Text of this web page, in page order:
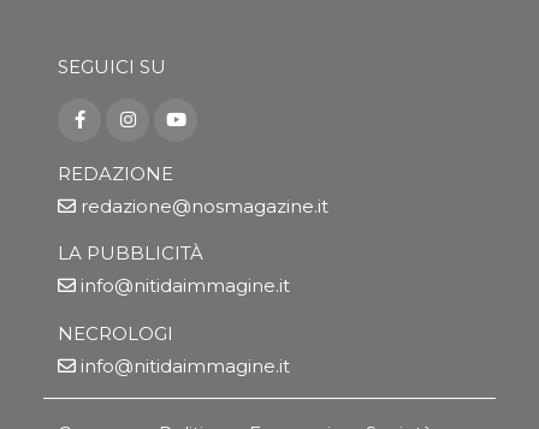
SEGUICI SU
REDAZIONE
redazione@nosmagazine.it
LA PUBBLICITÀ
info@nitidaimmagine.it
NECROLOGI
info@nitidaimmagine.it